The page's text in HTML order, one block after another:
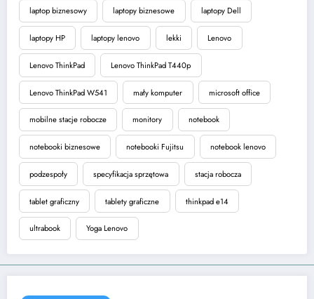
laptop biznesowy laptopy biznesowe laptopy Dell
laptopy HP laptopy lenovo lekki Lenovo
Lenovo ThinkPad Lenovo ThinkPad T440p
Lenovo ThinkPad W541 mały komputer microsoft office
mobilne stacje robocze monitory notebook
notebooki biznesowe notebooki Fujitsu notebook lenovo
podzespoły specyfikacja sprzętowa stacja robocza
tablet graficzny tablety graficzne thinkpad e14
ultrabook Yoga Lenovo